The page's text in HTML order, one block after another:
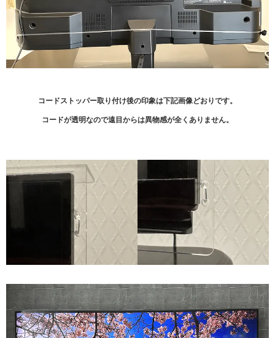
コードストッパー取り付け後の印象は下記画像どおりです。
コードが透明なので遠目からは異物感が全くありません。